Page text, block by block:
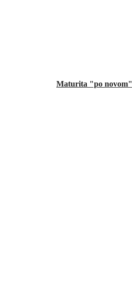
Maturita "po novom"